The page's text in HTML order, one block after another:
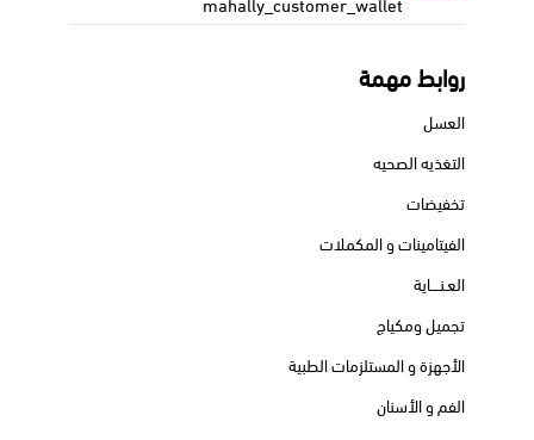
روابط مهمة
العسل
التغذيه الصحيه
تخفيضات
الفيتامينات و المكملات
العـنــــاية
تجميل ومكياج
الأجهزة و المستلزمات الطبية
الفم و الأسنان